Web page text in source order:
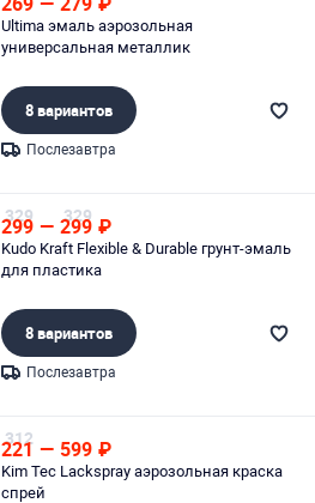
Ultima эмаль аэрозольная
универсальная металлик
8 вариантов
Послезавтра
329
299 — 329
299 ₽
Kudo Kraft Flexible & Durable грунт-эмаль
для пластика
8 вариантов
Послезавтра
312
221 — 599 ₽
Kim Tec Lackspray аэрозольная краска
спрей